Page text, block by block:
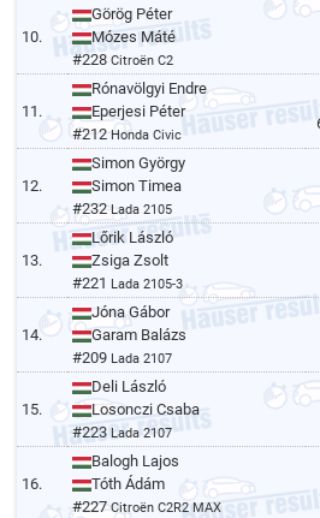
10.
Görög Péter
Mózes Máté
#228Citroën C2
11.
Rónavölgyi Endre
Eperjesi Péter
#212Honda Civic
12.
Simon György
Simon Timea
#232Lada 2105
13.
Lőrik László
Zsiga Zsolt
#221 Lada 2105-3
14.
Jóna Gábor
Garam Balázs
#209 Lada 2107
15.
Deli László
Losonczi Csaba
#223 Lada 2107
16.
Balogh Lajos
Tóth Ádám
#227Citroën C2R2 MAX